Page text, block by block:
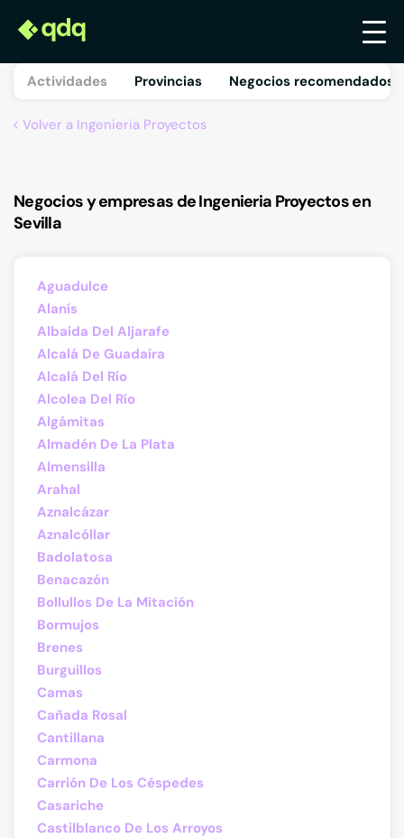
Actividades Provincias Negocios recomendados
Volver a Ingenieria Proyectos
Negocios y empresas de Ingenieria Proyectos en
Sevilla
Aguadulce
Alanís
Albaida Del Aljarafe
Alcalá De Guadaíra
Alcalá Del Río
Alcolea Del Río
Algámitas
Almadén De La Plata
Almensilla
Arahal
Aznalcázar
Aznalcóllar
Badolatosa
Benacazón
Bollullos De La Mitación
Bormujos
Brenes
Burguillos
Camas
Cañada Rosal
Cantillana
Carmona
Carrión De Los Céspedes
Casariche
Castilblanco De Los Arroyos